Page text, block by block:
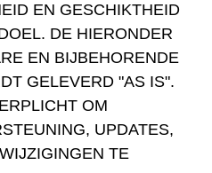
EN GESCHIKTHEID
DE HIERONDER
EN BIJBEHORENDE
GELEVERD "AS IS".
OM
UPDATES,
TE